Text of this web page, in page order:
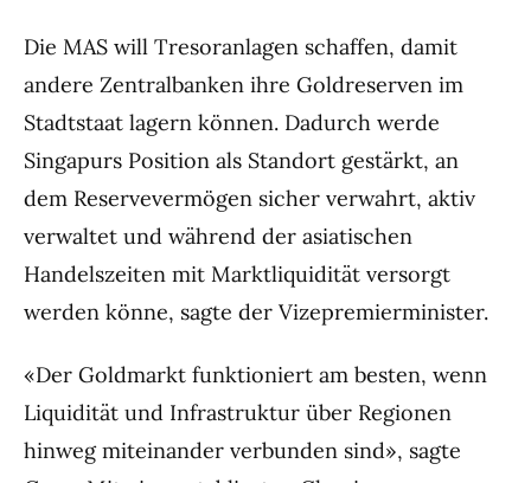
Die MAS will Tresoranlagen schaffen, damit
andere Zentralbanken ihre Goldreserven im
Stadtstaat lagern können. Dadurch werde
Singapurs Position als Standort gestärkt, an
dem Reservevermögen sicher verwahrt, aktiv
verwaltet und während der asiatischen
Handelszeiten mit Marktliquidität versorgt
werden könne, sagte der Vizepremierminister.
«Der Goldmarkt funktioniert am besten, wenn
Liquidität und Infrastruktur über Regionen
hinweg miteinander verbunden sind», sagte